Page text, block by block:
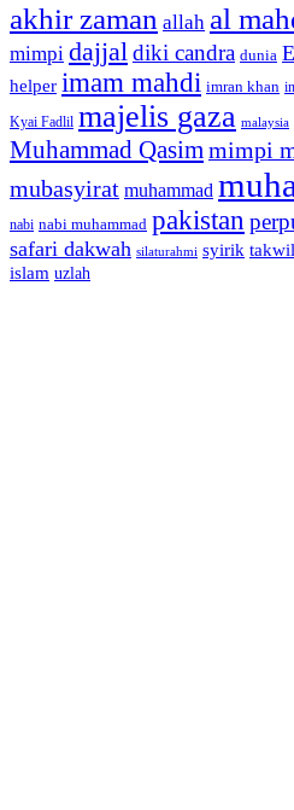
akhir zaman allah al
mimpi dajjal diki candra dunia
helper imam mahdi imran khan
Kyai Fadlil majelis gaza malaysia
Muhammad Qasim mimpi
mubasyirat muhammad
nabi nabi muhammad pakistan
safari dakwah silaturahmi syirik takwil
islam uzlah